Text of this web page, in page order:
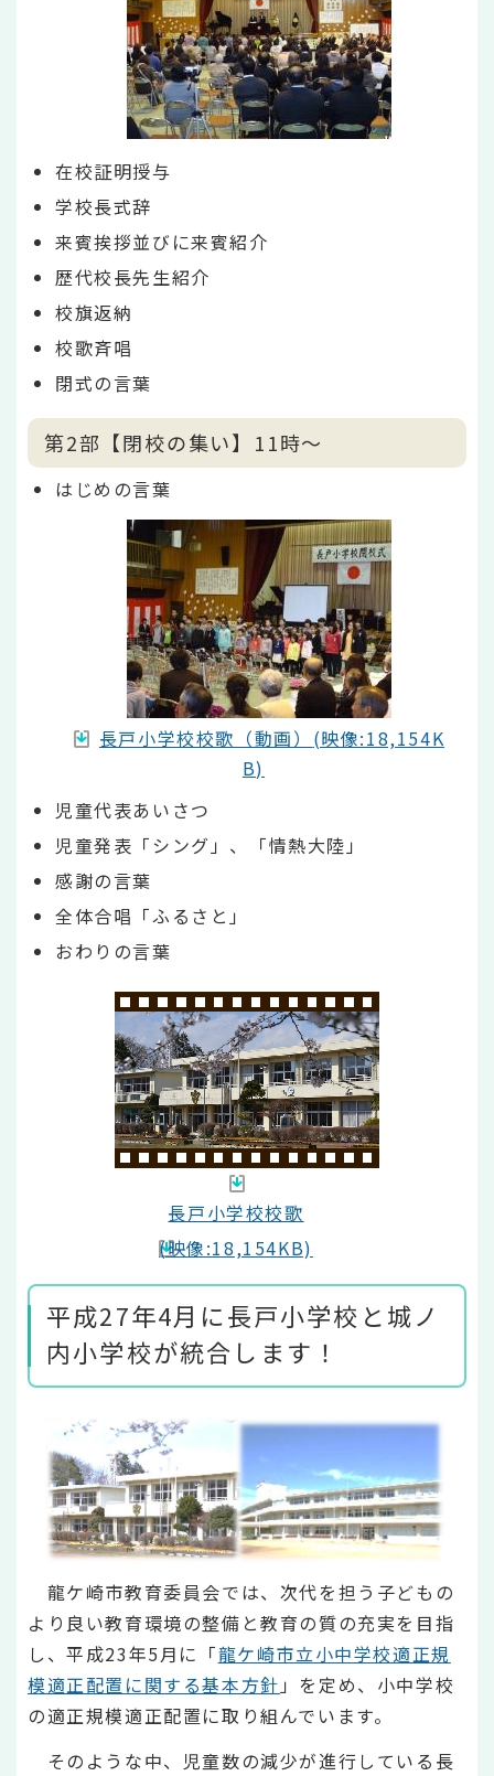
在校証明授与
学校長式辞
来賓挨拶並びに来賓紹介
歴代校長先生紹介
校旗返納
校歌斉唱
閉式の言葉
第2部【閉校の集い】11時～
はじめの言葉
長戸小学校校歌（動画） (映像:18,154K
B)
児童代表あいさつ
児童発表「シング」、「情熱大陸」
感謝の言葉
全体合唱「ふるさと」
おわりの言葉
長戸小学校校歌
(映像:18,154KB)
平成27年4月に長戸小学校と城ノ
内小学校が統合します！
龍ケ崎市教育委員会では、次代を担う子どもの
より良い教育環境の整備と教育の質の充実を目指
し、平成23年5月に「龍ケ崎市立小中学校適正規
模適正配置に関する基本方針 」を定め、小中学校
の適正規模適正配置に取り組んでいます。
そのような中、児童数の減少が進行している長